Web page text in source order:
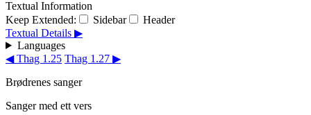
Textual Information
Keep Extended:
Sidebar
Header
Textual Details ▶
Languages
◀ Thag 1.25 Thag 1.27 ▶
Brødrenes sanger
Sanger med ett vers